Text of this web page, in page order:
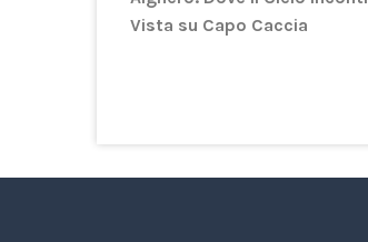
Vista su Capo Caccia